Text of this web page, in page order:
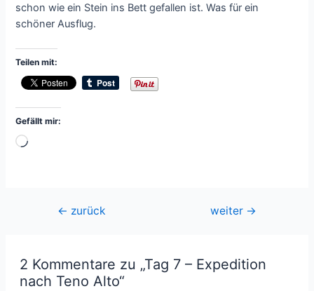
schon wie ein Stein ins Bett gefallen ist. Was für ein
schöner Ausflug.
Teilen mit:
Gefällt mir:
Wird
Beitragsnavigation
← zurück weiter →
2 Kommentare zu „Tag 7 – Expedition
nach Teno Alto“